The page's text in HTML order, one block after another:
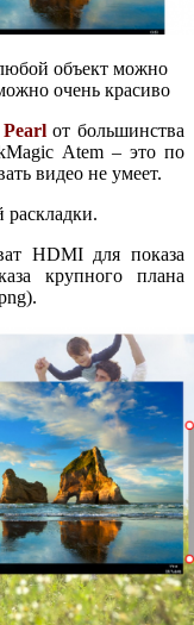
объект можно
очень красиво
от большинства
Atem – это по
видео не умеет.
HDMI для показа
крупного плана